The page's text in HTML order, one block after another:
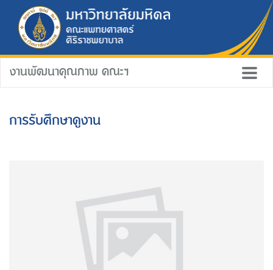
งานพัฒนาคุณภาพ คณะฯ
การรับศึกษาดูงาน